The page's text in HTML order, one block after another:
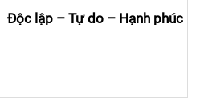
Độc lập – Tự do – Hạnh phúc